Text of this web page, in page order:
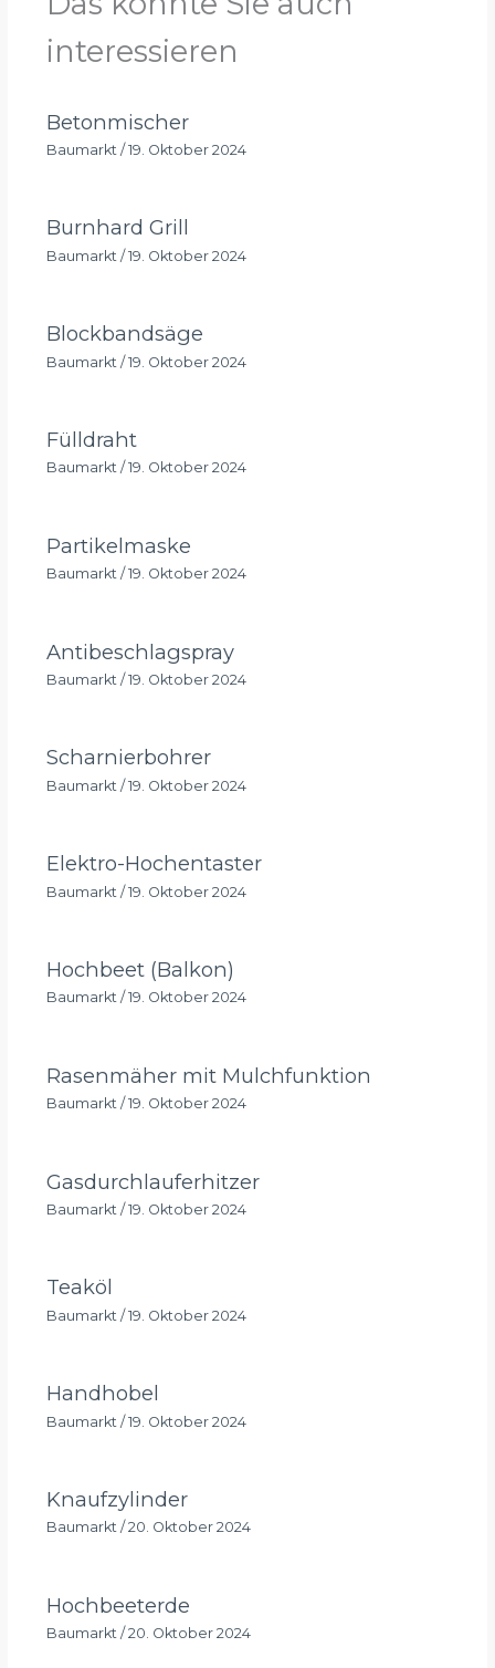
interessieren
Betonmischer
Baumarkt / 19. Oktober 2024
Burnhard Grill
Baumarkt /19. Oktober 2024
Blockbandsäge
Baumarkt /19. Oktober 2024
Fülldraht
Baumarkt/ 19. Oktober 2024
Partikelmaske
Baumarkt/ 19. Oktober 2024
Antibeschlagspray
Baumarkt / 19. Oktober 2024
Scharnierbohrer
Baumarkt / 19. Oktober 2024
Elektro-Hochentaster
Baumarkt /19. Oktober 2024
Hochbeet (Balkon)
Baumarkt/ 19. Oktober 2024
Rasenmäher mit Mulchfunktion
Baumarkt/ 19. Oktober 2024
Gasdurchlauferhitzer
Baumarkt/ 19. Oktober 2024
Teaköl
Baumarkt / 19. Oktober 2024
Handhobel
Baumarkt /19. Oktober 2024
Knaufzylinder
Baumarkt/ 20. Oktober 2024
Hochbeeterde
Baumarkt/ 20. Oktober 2024